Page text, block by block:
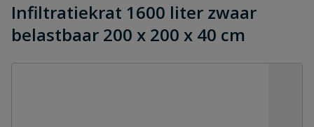
Infiltratiekrat 1600 liter zwaar
belastbaar 200 x 200 x 40 cm